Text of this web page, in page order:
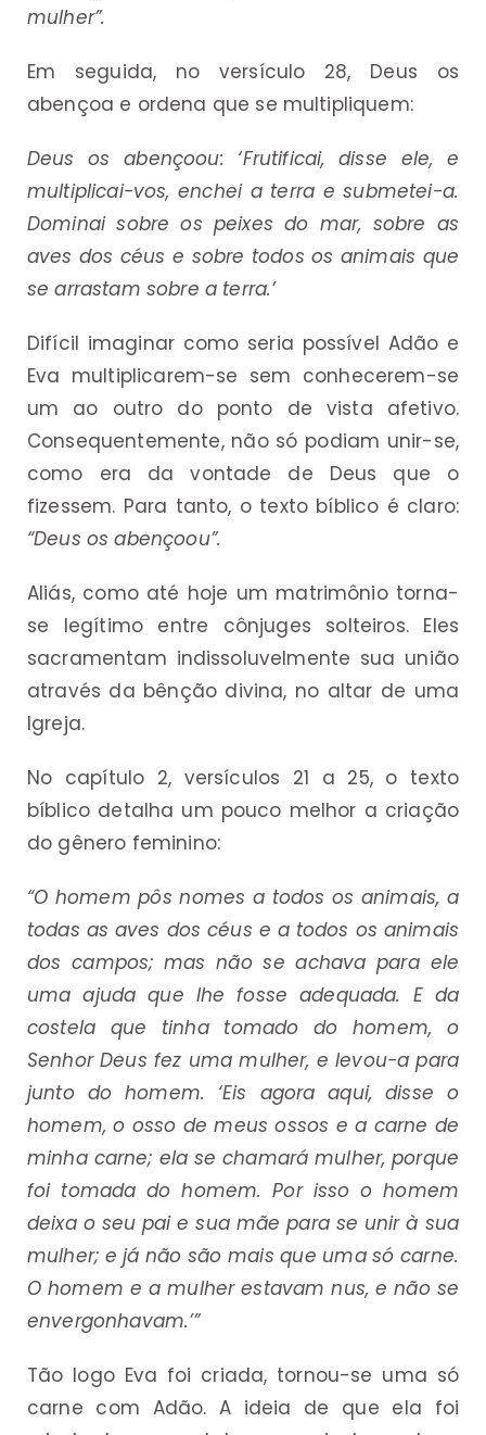
mulher”.
Em seguida, no versículo 28, Deus os
abençoa e ordena que se multipliquem:
Deus os abençoou: ‘Frutificai, disse ele, e
multiplicai-vos, enchei a terra e submetei-a.
Dominai sobre os peixes do mar, sobre as
aves dos céus e sobre todos os animais que
se arrastam sobre a terra.’
Difícil imaginar como seria possível Adão e
Eva multiplicarem-se sem conhecerem-se
um ao outro do ponto de vista afetivo.
Consequentemente, não só podiam unir-se,
como era da vontade de Deus que o
fizessem. Para tanto, o texto bíblico é claro:
“Deus os abençoou”.
Aliás, como até hoje um matrimônio torna-
se legítimo entre cônjuges solteiros. Eles
sacramentam indissoluvelmente sua união
através da bênção divina, no altar de uma
Igreja.
No capítulo 2, versículos 21 a 25, o texto
bíblico detalha um pouco melhor a criação
do gênero feminino:
“O homem pôs nomes a todos os animais, a
todas as aves dos céus e a todos os animais
dos campos; mas não se achava para ele
uma ajuda que lhe fosse adequada. E da
costela que tinha tomado do homem, o
Senhor Deus fez uma mulher, e levou-a para
junto do homem. ‘Eis agora aqui, disse o
homem, o osso de meus ossos e a carne de
minha carne; ela se chamará mulher, porque
foi tomada do homem. Por isso o homem
deixa o seu pai e sua mãe para se unir à sua
mulher; e já não são mais que uma só carne.
O homem e a mulher estavam nus, e não se
envergonhavam.’”
Tão logo Eva foi criada, tornou-se uma só
carne com Adão. A ideia de que ela foi